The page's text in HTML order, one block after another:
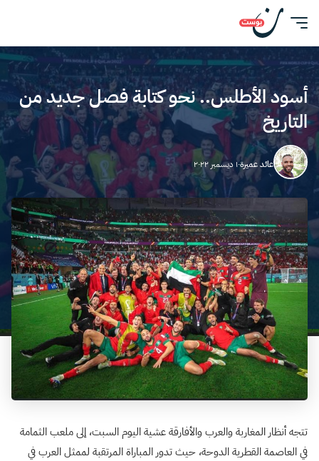
أسود الأطلس.. نحو كتابة فصل جديد من
التاريخ
عائد عميرة١٠ ديسمبر ٢٠٢٢
تتجه أنظار المغاربة والعرب والأفارقة عشية اليوم السبت، إلى ملعب الثمامة
في العاصمة القطرية الدوحة، حيث تدور المباراة المرتقبة لممثل العرب في